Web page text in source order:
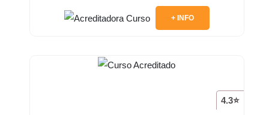
+ INFO
4.3⭐